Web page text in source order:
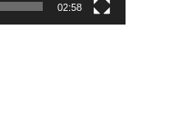
02:58